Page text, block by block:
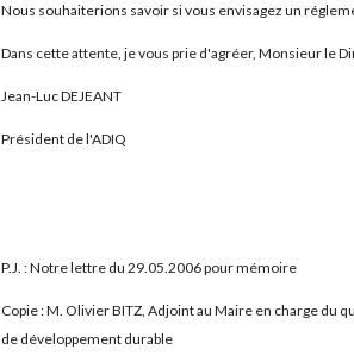
Nous souhaiterions savoir si vous envisagez un
Dans cette attente, je vous prie d'agréer, Monsieur le
Jean-Luc DEJEANT
Président de l'ADIQ
P.J. : Notre lettre du 29.05.2006 pour mémoire
Copie : M. Olivier BITZ, Adjoint au Maire en charge du
de développement durable